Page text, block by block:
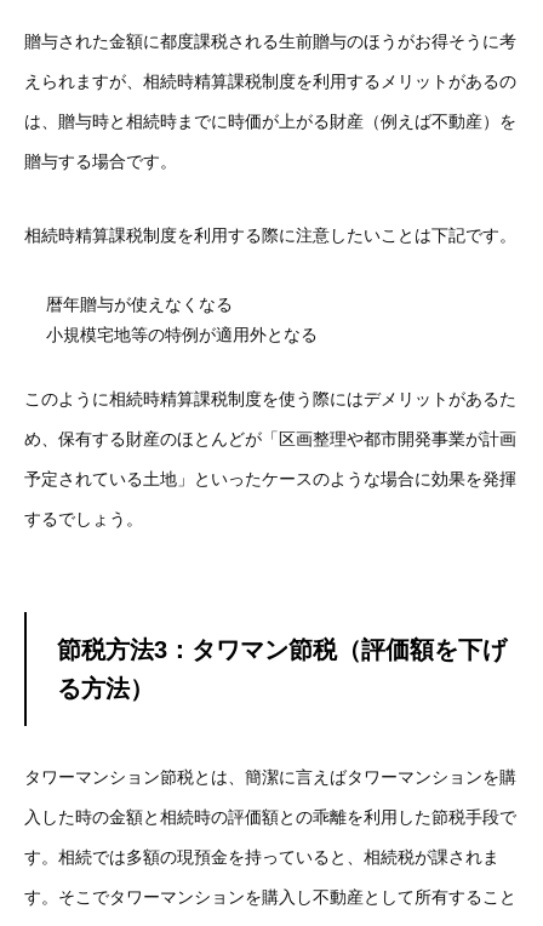
贈与された金額に都度課税される生前贈与のほうがお得そうに考
えられますが、相続時精算課税制度を利用するメリットがあるの
は、贈与時と相続時までに時価が上がる財産（例えば不動産）を
贈与する場合です。
相続時精算課税制度を利用する際に注意したいことは下記です。
暦年贈与が使えなくなる
小規模宅地等の特例が適用外となる
このように相続時精算課税制度を使う際にはデメリットがあるた
め、保有する財産のほとんどが「区画整理や都市開発事業が計画
予定されている土地」といったケースのような場合に効果を発揮
するでしょう。
節税方法3：タワマン節税（評価額を下げ
る方法）
タワーマンション節税とは、簡潔に言えばタワーマンションを購
入した時の金額と相続時の評価額との乖離を利用した節税手段で
す。相続では多額の現預金を持っていると、相続税が課されま
す。そこでタワーマンションを購入し不動産として所有すること